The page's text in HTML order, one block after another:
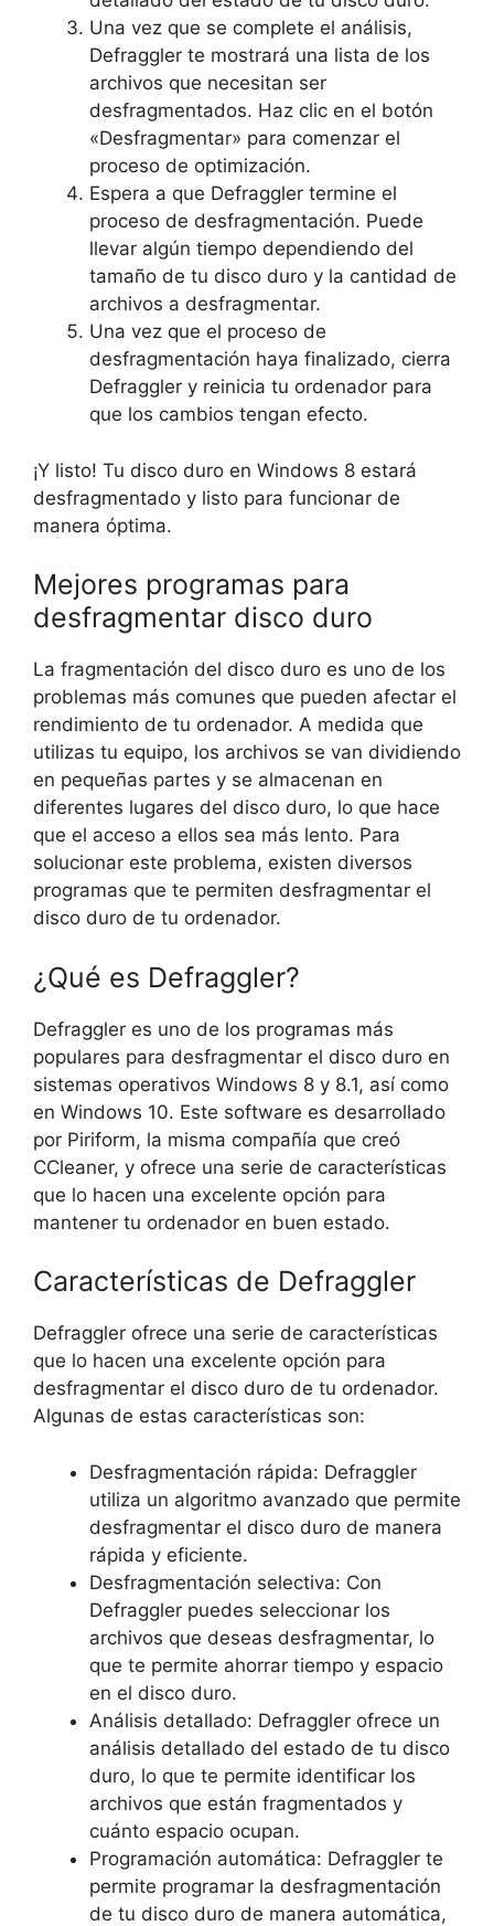
Una vez que se complete el análisis,
Defraggler te mostrará una lista de los
archivos que necesitan ser
desfragmentados. Haz clic en el botón
«Desfragmentar» para comenzar el
proceso de optimización.
Espera a que Defraggler termine el
proceso de desfragmentación. Puede
llevar algún tiempo dependiendo del
tamaño de tu disco duro y la cantidad de
archivos a desfragmentar.
Una vez que el proceso de
desfragmentación haya finalizado, cierra
Defraggler y reinicia tu ordenador para
que los cambios tengan efecto.
¡Y listo! Tu disco duro en Windows 8 estará
desfragmentado y listo para funcionar de
manera óptima.
Mejores programas para
desfragmentar disco duro
La fragmentación del disco duro es uno de los
problemas más comunes que pueden afectar el
rendimiento de tu ordenador. A medida que
utilizas tu equipo, los archivos se van dividiendo
en pequeñas partes y se almacenan en
diferentes lugares del disco duro, lo que hace
que el acceso a ellos sea más lento. Para
solucionar este problema, existen diversos
programas que te permiten desfragmentar el
disco duro de tu ordenador.
¿Qué es Defraggler?
Defraggler es uno de los programas más
populares para desfragmentar el disco duro en
sistemas operativos Windows 8 y 8.1, así como
en Windows 10. Este software es desarrollado
por Piriform, la misma compañía que creó
CCleaner, y ofrece una serie de características
que lo hacen una excelente opción para
mantener tu ordenador en buen estado.
Características de Defraggler
Defraggler ofrece una serie de características
que lo hacen una excelente opción para
desfragmentar el disco duro de tu ordenador.
Algunas de estas características son:
Desfragmentación rápida: Defraggler
utiliza un algoritmo avanzado que permite
desfragmentar el disco duro de manera
rápida y eficiente.
Desfragmentación selectiva: Con
Defraggler puedes seleccionar los
archivos que deseas desfragmentar, lo
que te permite ahorrar tiempo y espacio
en el disco duro.
Análisis detallado: Defraggler ofrece un
análisis detallado del estado de tu disco
duro, lo que te permite identificar los
archivos que están fragmentados y
cuánto espacio ocupan.
Programación automática: Defraggler te
permite programar la desfragmentación
de tu disco duro de manera automática,